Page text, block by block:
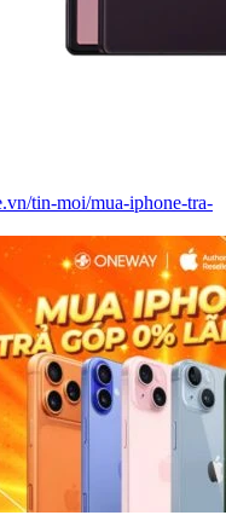
tin-moi/mua-iphone-tra-